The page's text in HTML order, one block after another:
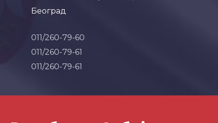
Београд
011/260-79-60
011/260-79-61
011/260-79-61